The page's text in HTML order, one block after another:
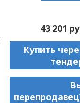
43 201
Купить